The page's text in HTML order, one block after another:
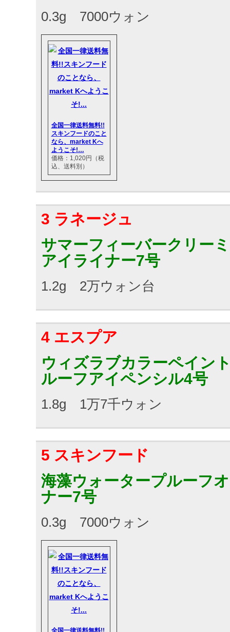
0.3g 7000ウォン
全国一律送料無料!!
スキンフードのこと
なら、market Kへ
ようこそ!…
価格：1,020円（税
込、送料別）
3 ラネージュ
サマーフィーバークリー
アイライナー7号
1.2g 2万ウォン台
4 エスプア
ウィズラブカラーペイン
ルーフアイペンシル4号
1.8g 1万7千ウォン
5 スキンフード
海藻ウォータープルーフ
ナー7号
0.3g 7000ウォン